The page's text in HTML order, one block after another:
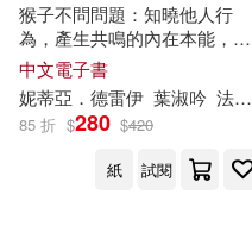
猴子不問問題：知曉他人行
為，產生共鳴的內在本能，陪
你幽默面對人生(啟動鏡像
元、活化多巴胺、善用 神經
塑性，在日常生活情境秒懂人
類行為，不再過度反應與思考)
中文電子書
妮蒂亞．德雷伊 葉淑吟 法蘭西斯柯．歐雷亞
85 折 $280 $420
紙
試閱